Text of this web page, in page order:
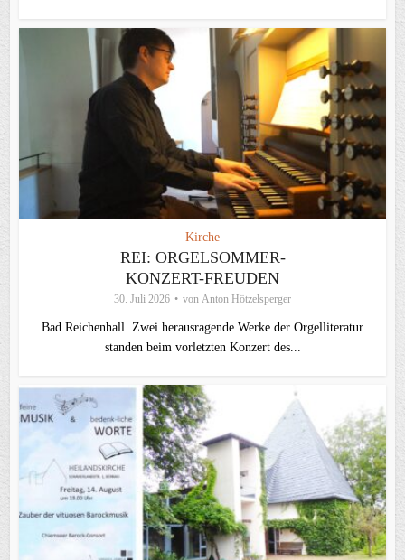
Kirche
REI: ORGELSOMMER-
KONZERT-FREUDEN
30. Juli 2026 von Anton Hötzelsperger
Bad Reichenhall. Zwei herausragende Werke der Orgelliteratur
standen beim vorletzten Konzert des...